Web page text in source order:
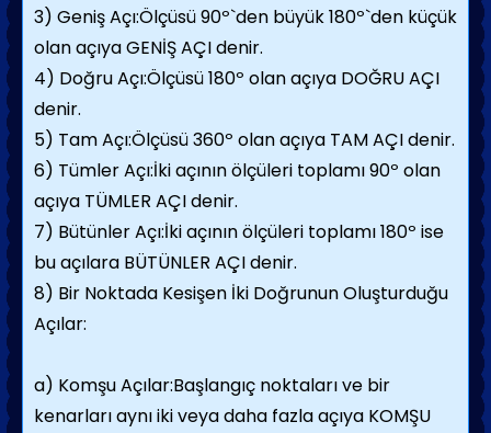
3) Geniş Açı:Ölçüsü 90º`den büyük 180º`den küçük
olan açıya GENİŞ AÇI denir.
4) Doğru Açı:Ölçüsü 180º olan açıya DOĞRU AÇI
denir.
5) Tam Açı:Ölçüsü 360º olan açıya TAM AÇI denir.
6) Tümler Açı:İki açının ölçüleri toplamı 90º olan
açıya TÜMLER AÇI denir.
7) Bütünler Açı:İki açının ölçüleri toplamı 180º ise
bu açılara BÜTÜNLER AÇI denir.
8) Bir Noktada Kesişen İki Doğrunun Oluşturduğu
Açılar:
a) Komşu Açılar:Başlangıç noktaları ve bir
kenarları aynı iki veya daha fazla açıya KOMŞU